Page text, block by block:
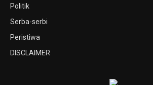
Politik
Serba-serbi
Peristiwa
DISCLAIMER